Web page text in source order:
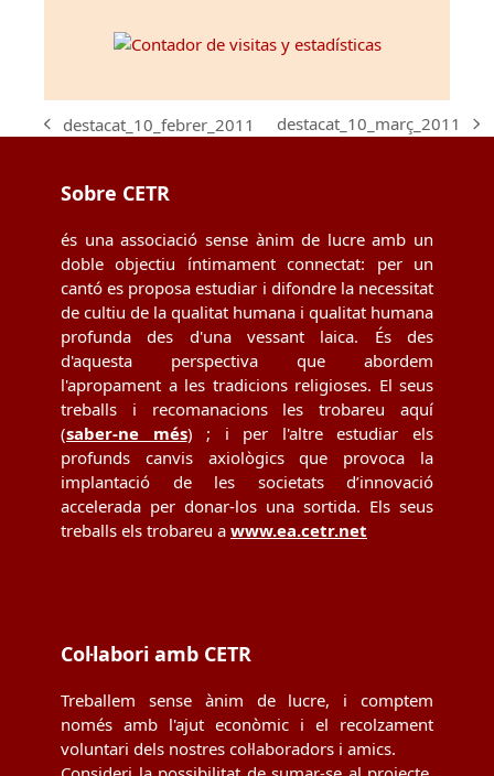
previous
destacat_10_febrer_2011
next
destacat_10_març_2011
Sobre CETR
és una associació sense ànim de lucre amb un
doble objectiu íntimament connectat: per un
cantó es proposa estudiar i difondre la necessitat
de cultiu de la qualitat humana i qualitat humana
profunda des d'una vessant laica. És des
d'aquesta perspectiva que abordem
l'apropament a les tradicions religioses. El seus
treballs i recomanacions les trobareu aquí
(saber-ne més) ; i per l'altre estudiar els
profunds canvis axiològics que provoca la
implantació de les societats d’innovació
accelerada per donar-los una sortida. Els seus
treballs els trobareu a www.ea.cetr.net
Col·labori amb CETR
Treballem sense ànim de lucre, i comptem
només amb l'ajut econòmic i el recolzament
voluntari dels nostres col·laboradors i amics.